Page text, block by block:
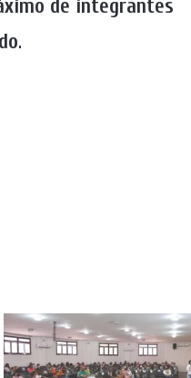
de integrantes
.